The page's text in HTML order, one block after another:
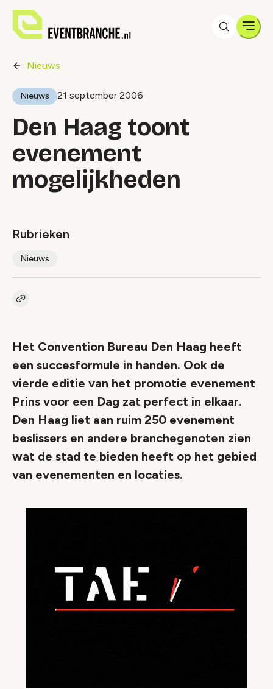
Nieuws
Nieuws 21 september 2006
Den Haag toont
evenement
mogelijkheden
Rubrieken
Nieuws
Kopieer link naar artikel
Het Convention Bureau Den Haag heeft
een succesformule in handen. Ook de
vierde editie van het promotie evenement
Prins voor een Dag zat perfect in elkaar.
Den Haag liet aan ruim 250 evenement
beslissers en andere branchegenoten zien
wat de stad te bieden heeft op het gebied
van evenementen en locaties.